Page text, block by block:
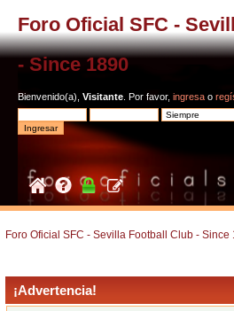
Foro Oficial SFC -
- Since 1890
Bienvenido(a), Visitante . Por favor, ingresa o
Foro Oficial SFC - Sevilla Football Club - Since
¡Advertencia!